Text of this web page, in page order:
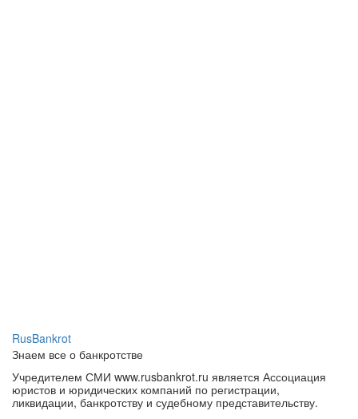
RusBankrot
Знаем все о банкротстве
Учредителем СМИ www.rusbankrot.ru является Ассоциация
юристов и юридических компаний по регистрации,
ликвидации, банкротству и судебному представительству.